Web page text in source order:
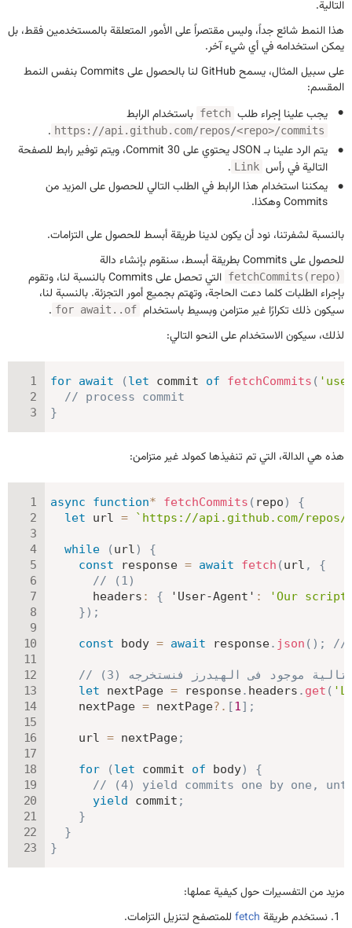
التالية.
هذا النمط شائع جداً، وليس مقتصراً على الأمور المتعلقة بالمستخدمين فقط، بل
يمكن استخدامه في أي شيء آخر.
على سبيل المثال، يسمح GitHub لنا بالحصول على Commits بنفس النمط
المقسم:
يجب علينا إجراء طلب fetch باستخدام الرابط
https://api.github.com/repos/<repo>/commits
.
يتم الرد علينا بـ JSON يحتوي على 30 Commit، ويتم توفير رابط للصفحة
التالية في رأس Link
.
يمكننا استخدام هذا الرابط في الطلب التالي للحصول على المزيد من
Commits وهكذا.
بالنسبة لشفرتنا، نود أن يكون لدينا طريقة أبسط للحصول على التزامات.
للحصول على Commits بطريقة أبسط، سنقوم بإنشاء دالة
fetchCommits(repo)
التي تحصل على Commits بالنسبة لنا، وتقوم
بإجراء الطلبات كلما دعت الحاجة، وتهتم بجميع أمور التجزئة. بالنسبة لنا،
سيكون ذلك تكرارًا غير متزامن وبسيط باستخدام for await..of
.
لذلك، سيكون الاستخدام على النحو التالي:
for await (let commit of fetchCommits (
// process commit
}
هذه هي الدالة، التي تم تنفيذها كمولد غير متزامن:
async function* fetchCommits ( repo)
{
let url = ` https://api.github.com/repos/
while (url)
{
const response = await fetch (url ,
{
// (1)
headers : { 'User-Agent' :
'Our
}) ;
const body = await response. json ( ) ; //
التالية موجود فى الهيدرز فنستخرجه
let nextPage = response. headers . get (
    nextPage
= nextPage?. [1] ;
    url
= nextPage;
for (let commit of body)
{
// (4) yield commits one by one,
yield
commit ;
}
}
}
مزيد من التفسيرات حول كيفية عملها:
نستخدم طريقة fetch للمتصفح لتنزيل التزامات.